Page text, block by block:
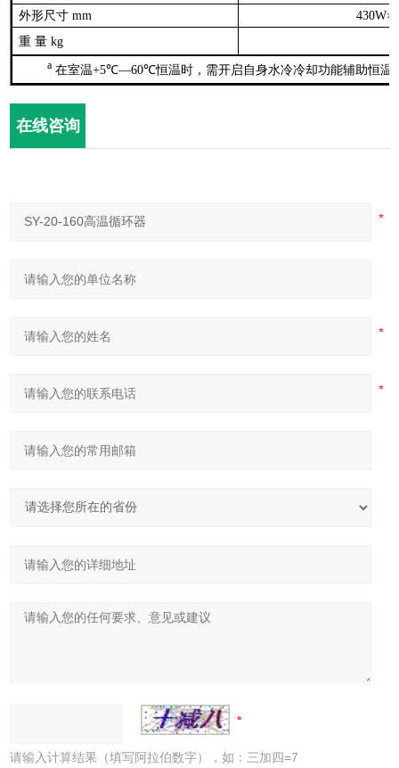
外形尺寸 mm
重 量 kg
a 在室温+5℃—60℃恒温时，需开启自身水冷冷却功能辅助恒温
在线咨询
请输入计算结果（填写阿拉伯数字），如：三加四=7